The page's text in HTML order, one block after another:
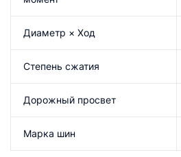
Диаметр × Ход
Степень сжатия
Дорожный просвет
Марка шин